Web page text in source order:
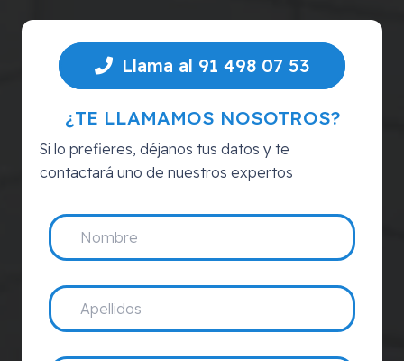
Llama al 91 498 07 53
¿TE LLAMAMOS NOSOTROS?
Si lo prefieres, déjanos tus datos y te
contactará uno de nuestros expertos